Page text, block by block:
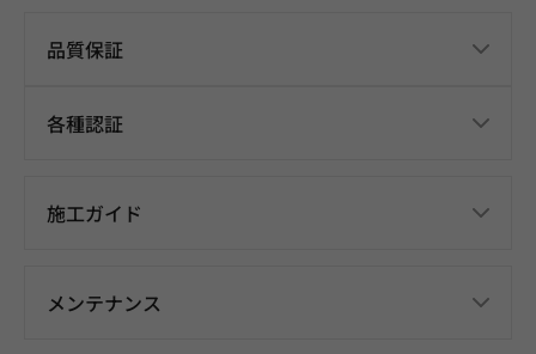
品質保証
各種認証
施工ガイド
メンテナンス